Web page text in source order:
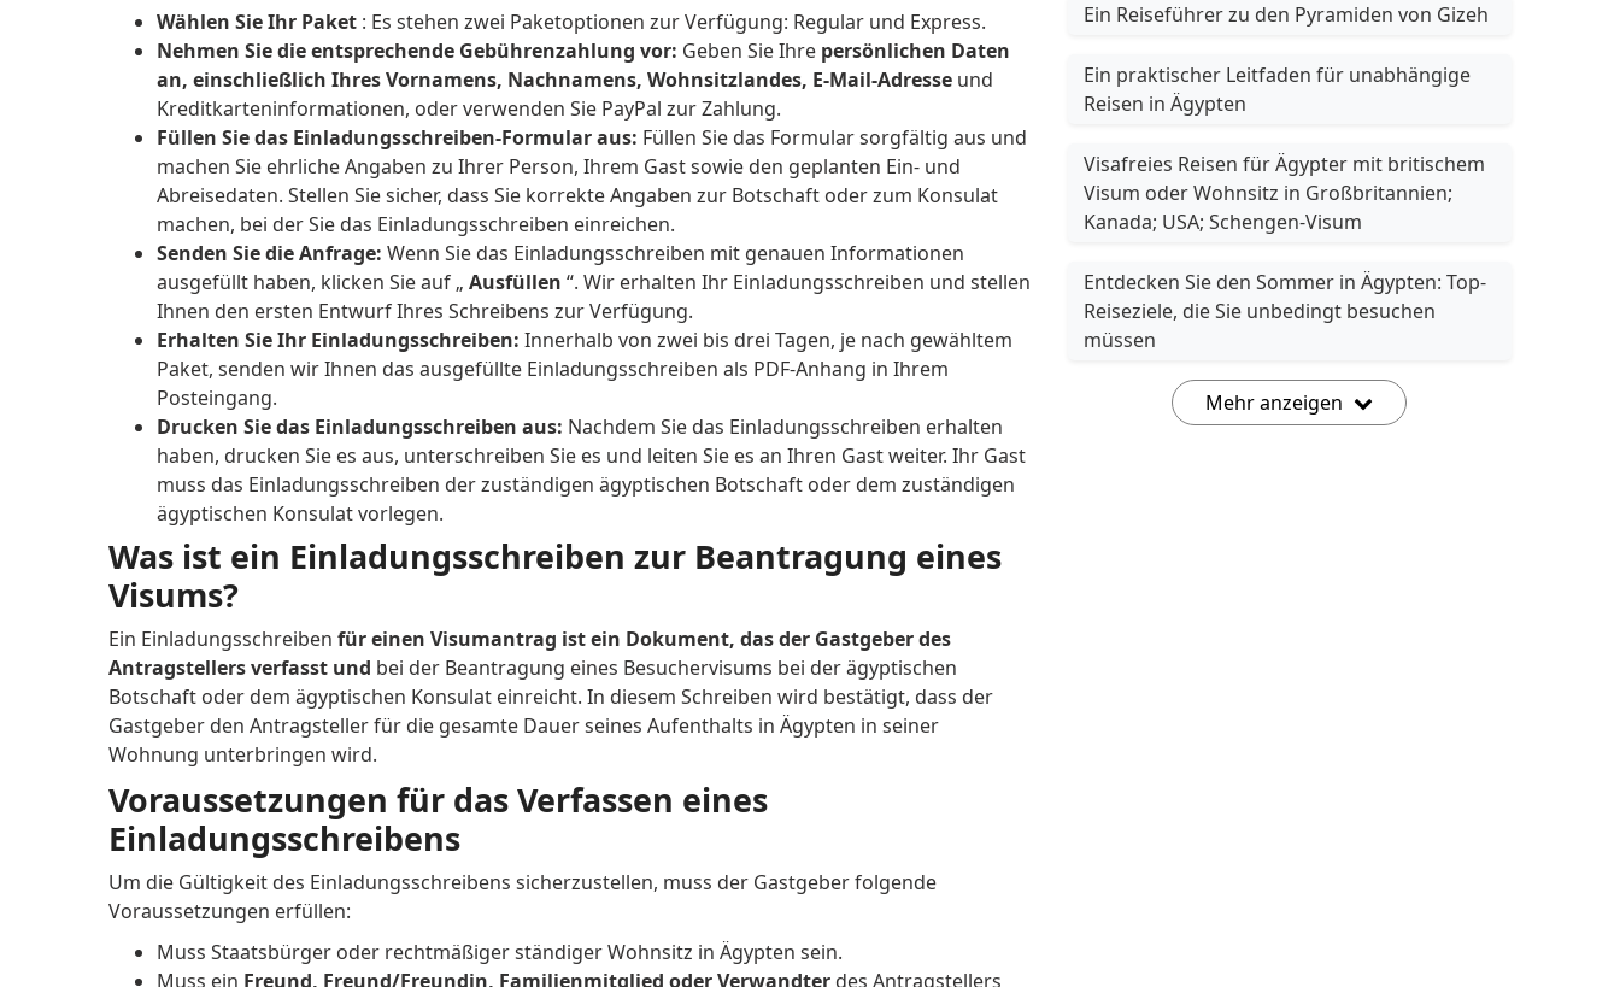
Wählen Sie Ihr Paket : Es stehen zwei Paketoptionen zur Verfügung: Regular und Express.
Nehmen Sie die entsprechende Gebührenzahlung vor: Geben Sie Ihre persönlichen Daten
an, einschließlich Ihres Vornamens, Nachnamens, Wohnsitzlandes, E-Mail-Adresse und
Kreditkarteninformationen, oder verwenden Sie PayPal zur Zahlung.
Füllen Sie das Einladungsschreiben-Formular aus: Füllen Sie das Formular sorgfältig aus und
machen Sie ehrliche Angaben zu Ihrer Person, Ihrem Gast sowie den geplanten Ein- und
Abreisedaten. Stellen Sie sicher, dass Sie korrekte Angaben zur Botschaft oder zum Konsulat
machen, bei der Sie das Einladungsschreiben einreichen.
Senden Sie die Anfrage: Wenn Sie das Einladungsschreiben mit genauen Informationen
ausgefüllt haben, klicken Sie auf „ Ausfüllen “. Wir erhalten Ihr Einladungsschreiben und stellen
Ihnen den ersten Entwurf Ihres Schreibens zur Verfügung.
Erhalten Sie Ihr Einladungsschreiben: Innerhalb von zwei bis drei Tagen, je nach gewähltem
Paket, senden wir Ihnen das ausgefüllte Einladungsschreiben als PDF-Anhang in Ihrem
Posteingang.
Drucken Sie das Einladungsschreiben aus: Nachdem Sie das Einladungsschreiben erhalten
haben, drucken Sie es aus, unterschreiben Sie es und leiten Sie es an Ihren Gast weiter. Ihr Gast
muss das Einladungsschreiben der zuständigen ägyptischen Botschaft oder dem zuständigen
ägyptischen Konsulat vorlegen.
Was ist ein Einladungsschreiben zur Beantragung eines
Visums?
Ein Einladungsschreiben für einen Visumantrag ist ein Dokument, das der Gastgeber des
Antragstellers verfasst und bei der Beantragung eines Besuchervisums bei der ägyptischen
Botschaft oder dem ägyptischen Konsulat einreicht. In diesem Schreiben wird bestätigt, dass der
Gastgeber den Antragsteller für die gesamte Dauer seines Aufenthalts in Ägypten in seiner
Wohnung unterbringen wird.
Voraussetzungen für das Verfassen eines
Einladungsschreibens
Um die Gültigkeit des Einladungsschreibens sicherzustellen, muss der Gastgeber folgende
Voraussetzungen erfüllen:
Muss Staatsbürger oder rechtmäßiger ständiger Wohnsitz in Ägypten sein.
Muss ein Freund, Freund/Freundin, Familienmitglied oder Verwandter des Antragstellers
Ein Reiseführer zu den Pyramiden von Gizeh
Ein praktischer Leitfaden für unabhängige
Reisen in Ägypten
Visafreies Reisen für Ägypter mit britischem
Visum oder Wohnsitz in Großbritannien;
Kanada; USA; Schengen-Visum
Entdecken Sie den Sommer in Ägypten: Top-
Reiseziele, die Sie unbedingt besuchen
müssen
Mehr anzeigen